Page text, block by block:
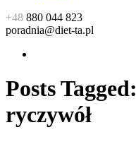
+48 880 044 823
poradnia@diet-ta.pl
Posts Tagged:
ryczywół